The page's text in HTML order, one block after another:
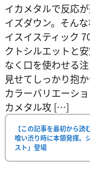
イカメタルで反応
イズダウン。そん
イスイスティック
クトシルエットと
なく口を使わせる
見せてしっかり抱
カラーバリエーシ
カメタル攻 […]
【この記事を最初から読む
喰い渋り時に本領発揮。
スト」登場